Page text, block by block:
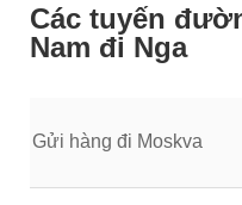
Các tuyến
Nam đi Nga
Gửi hàng đi Moskva